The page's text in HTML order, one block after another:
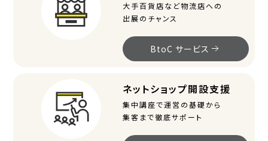
大手百貨店など物流店への
出展のチャンス
BtoC サービス
ネットショップ開設支援
集中講座で運営の基礎から
集客まで徹底サポート